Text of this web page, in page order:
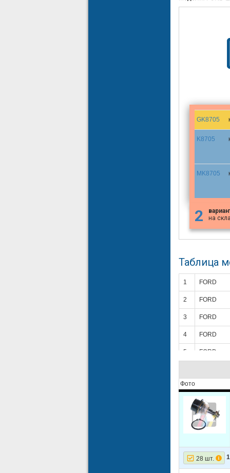
GK8705
K8705
MK8705
2
на
Таблица
1 FORD
2 FORD
3 FORD
4 FORD
5 FORD
7
FORD
FORD
11 FORD
Фото
28 шт.